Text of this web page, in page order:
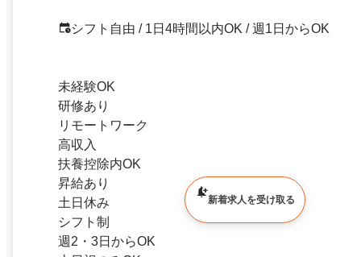
シフト自由 / 1日4時間以内OK / 週1日からOK
未経験OK
研修あり
リモートワーク
高収入
扶養控除内OK
昇給あり
土日休み
シフト制
週2・3日からOK
新着求人を受け取る